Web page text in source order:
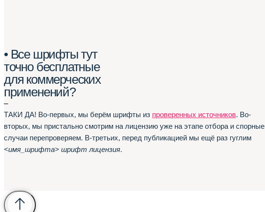
• Все шрифты тут
точно бесплатные
для коммерческих
применений?
–
ТАКИ ДА! Во-первых, мы берём шрифты из проверенных источников. Во-
вторых, мы пристально смотрим на лицензию уже на этапе отбора и спорные
случаи перепроверяем. В-третьих, перед публикацией мы ещё раз гуглим
<имя_шрифта> шрифт лицензия.